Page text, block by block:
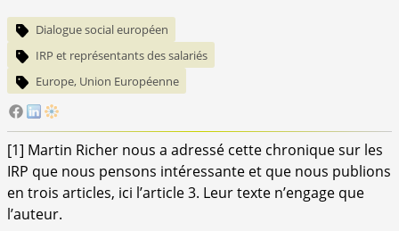
Dialogue social européen
IRP et représentants des salariés
Europe, Union Européenne
[1] Martin Richer nous a adressé cette chronique sur les
IRP que nous pensons intéressante et que nous publions
en trois articles, ici l’article 3. Leur texte n’engage que
l’auteur.